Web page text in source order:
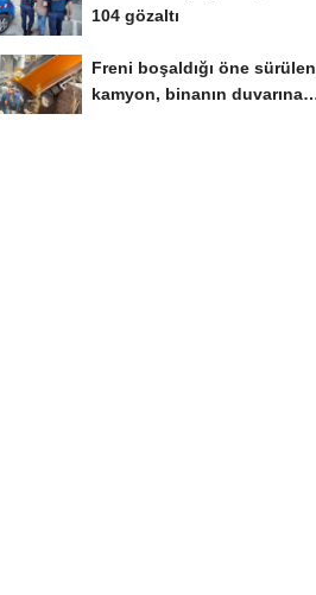
104 gözaltı
Freni boşaldığı öne sürülen
kamyon, binanın duvarına